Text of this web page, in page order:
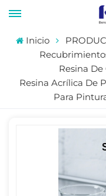
Inicio
Resina
Resina Acrílica De
Para